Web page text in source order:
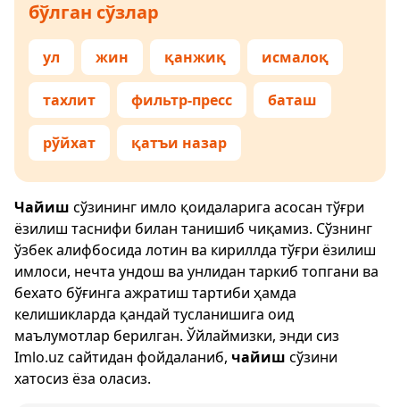
бўлган сўзлар
ул жин қанжиқ исмалоқ
тахлит фильтр-пресс баташ
рўйхат қатъи назар
Чайиш сўзининг имло қоидаларига асосан тўғри
ёзилиш таснифи билан танишиб чиқамиз. Сўзнинг
ўзбек алифбосида лотин ва кириллда тўғри ёзилиш
имлоси, нечта ундош ва унлидан таркиб топгани ва
бехато бўғинга ажратиш тартиби ҳамда
келишикларда қандай тусланишига оид
маълумотлар берилган. Ўйлаймизки, энди сиз
Imlo.uz сайтидан фойдаланиб, чайиш сўзини
хатосиз ёза оласиз.